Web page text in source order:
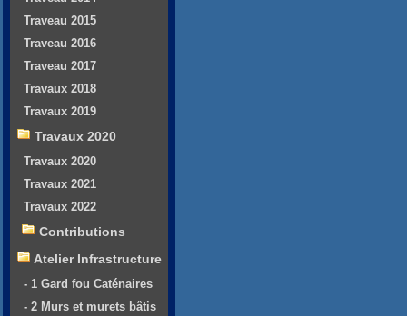
Traveau 2015
Traveau 2016
Traveau 2017
Travaux 2018
Travaux 2019
Travaux 2020
Travaux 2020
Travaux 2021
Travaux 2022
Contributions
Atelier Infrastructure
- 1 Gard fou Caténaires
- 2 Murs et murets bâtis